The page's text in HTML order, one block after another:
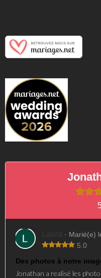
· Marié(e)
5.0
Des photos à notre
Jonathan a realisé les